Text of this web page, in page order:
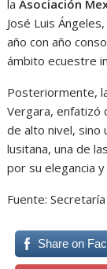
laAsociación
José Luis
año con año
ámbito ecuestre
Posteriormente,
Vergara, enfatizó
de alto nivel, sino
lusitana, una de
por su elegancia
Fuente:
Share on